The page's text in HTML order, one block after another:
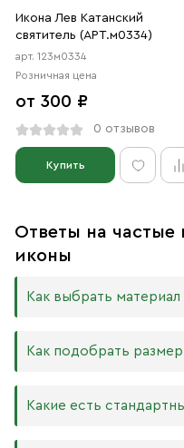
Икона Лев Катанский
святитель (АРТ.м0334)
арт. 123м0334
Розничная цена
от 300 ₽
0 отзывов
Купить
Ответы на частые
иконы
Как выбрать
Мы изготавливаем иконы
МДФ. Ламинированная
Как подобрать
Никаких строгих правил
Какие есть